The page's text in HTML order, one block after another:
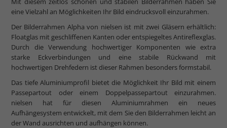
eine Vielzahl an Möglichkeiten Ihr Bild eindrucksvoll einzurahmen.
Der Bilderrahmen Alpha von nielsen ist mit zwei Gläsern erhältlich:
Floatglas mit geschliffenen Kanten oder entspiegeltes Antireflexglas.
Durch die Verwendung hochwertiger Komponenten wie extra
starke Eckverbindungen und eine stabile Rückwand mit
hochwertigen Drehfedern ist dieser Rahmen besonders formstabil.
Das tiefe Aluminiumprofil bietet die Möglichkeit Ihr Bild mit einem
Passepartout oder einem Doppelpassepartout einzurahmen.
nielsen hat für diesen Aluminiumrahmen ein neues
Aufhängesystem entwickelt, mit dem Sie den Bilderrahmen leicht an
der Wand ausrichten und aufhängen können.